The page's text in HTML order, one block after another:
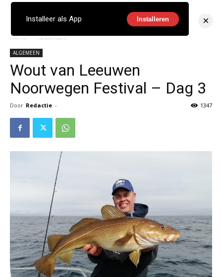
Home ALGEMEEN
ALGEMEEN
Wout van Leeuwen
Noorwegen Festival – Dag 3
Door Redactie - 1347
Installeer als App Installeren ×